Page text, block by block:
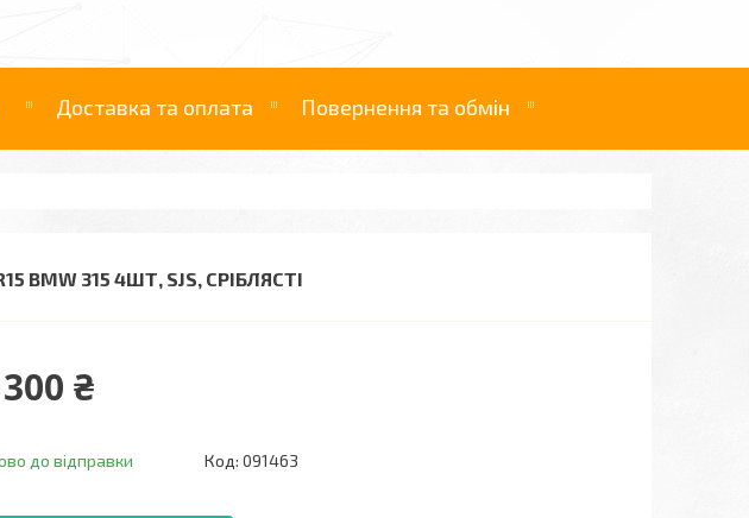
Доставка та оплата Повернення та обмін
BMW 315 4ШТ, SJS, СРІБЛЯСТІ
₴
до відправки Код: 091463